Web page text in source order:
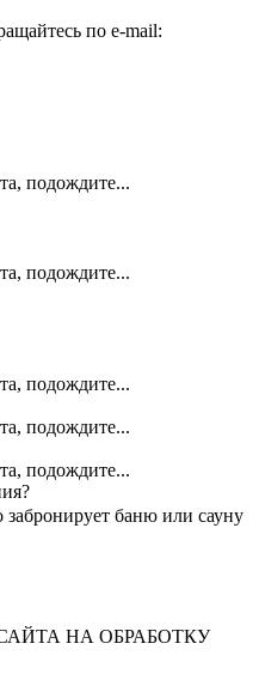
по e-mail:
подождите...
подождите...
подождите...
подождите...
подождите...
забронирует баню или сауну
НА ОБРАБОТКУ